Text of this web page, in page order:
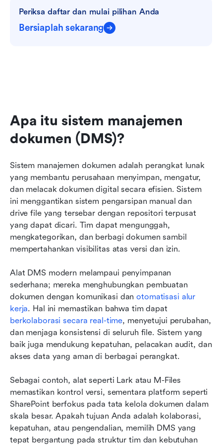
Periksa daftar dan mulai pilihan Anda
Bersiaplah sekarang
Apa itu sistem manajemen
dokumen (DMS)?
Sistem manajemen dokumen adalah perangkat lunak
yang membantu perusahaan menyimpan, mengatur,
dan melacak dokumen digital secara efisien. Sistem
ini menggantikan sistem pengarsipan manual dan
drive file yang tersebar dengan repositori terpusat
yang dapat dicari. Tim dapat mengunggah,
mengkategorikan, dan berbagi dokumen sambil
mempertahankan visibilitas atas versi dan izin.
Alat DMS modern melampaui penyimpanan
sederhana; mereka menghubungkan pembuatan
dokumen dengan komunikasi dan otomatisasi alur
kerja
. Hal ini memastikan bahwa tim dapat
berkolaborasi secara real-time, menyetujui perubahan,
dan menjaga konsistensi di seluruh file. Sistem yang
baik juga mendukung kepatuhan, pelacakan audit, dan
akses data yang aman di berbagai perangkat.
Sebagai contoh, alat seperti Lark atau M-Files
memastikan kontrol versi, sementara platform seperti
SharePoint berfokus pada tata kelola dokumen dalam
skala besar. Apakah tujuan Anda adalah kolaborasi,
kepatuhan, atau pengendalian, memilih DMS yang
tepat bergantung pada struktur tim dan kebutuhan